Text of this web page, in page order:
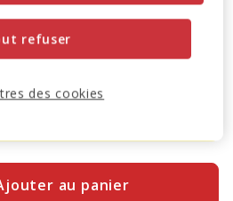
commande* avec votre Carte
au panier
refuser
des cookies